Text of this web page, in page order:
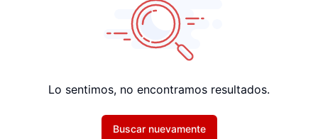
Lo sentimos, no encontramos resultados.
Buscar nuevamente